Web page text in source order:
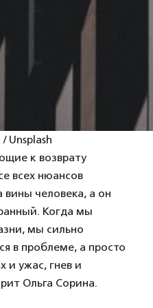
Unsplash
к возврату
всех нюансов
вины человека, а он
Когда мы
мы сильно
в проблеме, а просто
и ужас, гнев и
Ольга Сорина.